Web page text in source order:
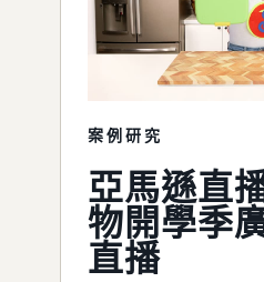
案例研究
亞馬遜直
物開學季
直播